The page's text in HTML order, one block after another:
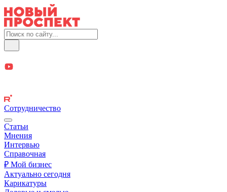
Сотрудничество
Статьи
Мнения
Интервью
Справочная
₽ Мой бизнес
Актуально сегодня
Карикатуры